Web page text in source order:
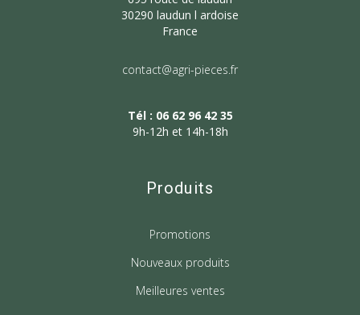
30290 laudun l ardoise
France
contact@agri-pieces.fr
Tél : 06 62 96 42 35
9h-12h et 14h-18h
Produits
Promotions
Nouveaux produits
Meilleures ventes